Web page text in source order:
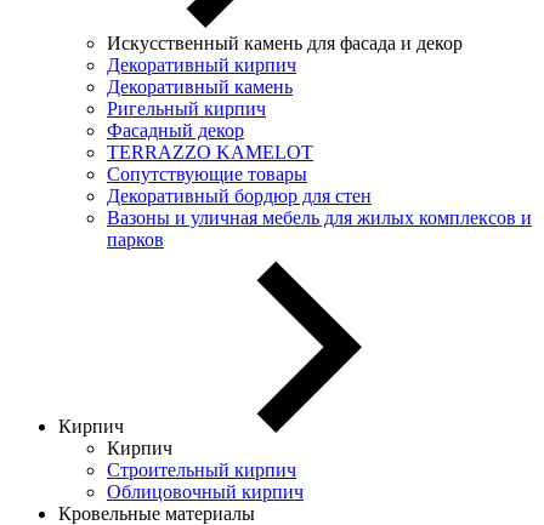
Искусственный камень для фасада и декор
Декоративный кирпич
Декоративный камень
Ригельный кирпич
Фасадный декор
TERRAZZO KAMELOT
Сопутствующие товары
Декоративный бордюр для стен
Вазоны и уличная мебель для жилых комплексов и
парков
Кирпич
Кирпич
Строительный кирпич
Облицовочный кирпич
Кровельные материалы